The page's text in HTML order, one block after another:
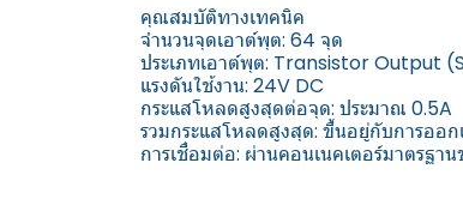
️คุณสมบัติทางเทคนิค
จำนวนจุดเอาต์พุต: 64 จุด
ประเภทเอาต์พุต: Transistor Output
แรงดันใช้งาน: 24V DC
กระแสโหลดสูงสุดต่อจุด: ประมาณ 0.5A
รวมกระแสโหลดสูงสุด: ขึ้นอยู่กับการออก
การเชื่อมต่อ: ผ่านคอนเนคเตอร์มาตรฐา